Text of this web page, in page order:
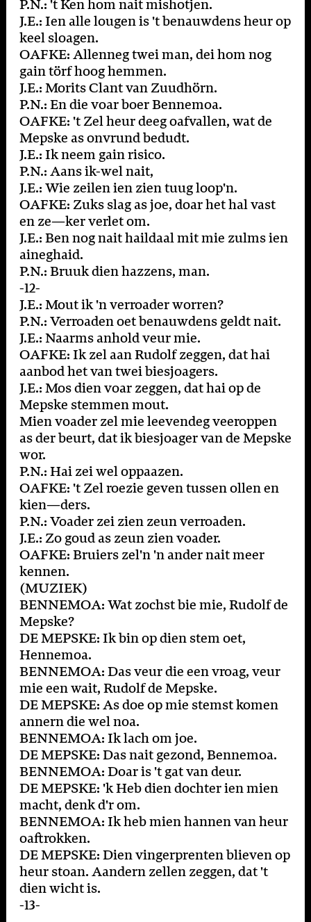
P.N.: 't Ken hom nait mishotjen.
J.E.: Ien alle lougen is 't benauwdens heur op
keel sloagen.
OAFKE: Allenneg twei man, dei hom nog
gain törf hoog hemmen.
J.E.: Morits Clant van Zuudhörn.
P.N.: En die voar boer Bennemoa.
OAFKE: 't Zel heur deeg oafvallen, wat de
Mepske as onvrund bedudt.
J.E.: Ik neem gain risico.
P.N.: Aans ik-wel nait,
J.E.: Wie zeilen ien zien tuug loop'n.
OAFKE: Zuks slag as joe, doar het hal vast
en ze—ker verlet om.
J.E.: Ben nog nait haildaal mit mie zulms ien
aineghaid.
P.N.: Bruuk dien hazzens, man.
-12-
J.E.: Mout ik 'n verroader worren?
P.N.: Verroaden oet benauwdens geldt nait.
J.E.: Naarms anhold veur mie.
OAFKE: Ik zel aan Rudolf zeggen, dat hai
aanbod het van twei biesjoagers.
J.E.: Mos dien voar zeggen, dat hai op de
Mepske stemmen mout.
Mien voader zel mie leevendeg veeroppen
as der beurt, dat ik biesjoager van de Mepske
wor.
P.N.: Hai zei wel oppaazen.
OAFKE: 't Zel roezie geven tussen ollen en
kien—ders.
P.N.: Voader zei zien zeun verroaden.
J.E.: Zo goud as zeun zien voader.
OAFKE: Bruiers zel'n 'n ander nait meer
kennen.
(MUZIEK)
BENNEMOA: Wat zochst bie mie, Rudolf de
Mepske?
DE MEPSKE: Ik bin op dien stem oet,
Hennemoa.
BENNEMOA: Das veur die een vroag, veur
mie een wait, Rudolf de Mepske.
DE MEPSKE: As doe op mie stemst komen
annern die wel noa.
BENNEMOA: Ik lach om joe.
DE MEPSKE: Das nait gezond, Bennemoa.
BENNEMOA: Doar is 't gat van deur.
DE MEPSKE: 'k Heb dien dochter ien mien
macht, denk d'r om.
BENNEMOA: Ik heb mien hannen van heur
oaftrokken.
DE MEPSKE: Dien vingerprenten blieven op
heur stoan. Aandern zellen zeggen, dat 't
dien wicht is.
-13-